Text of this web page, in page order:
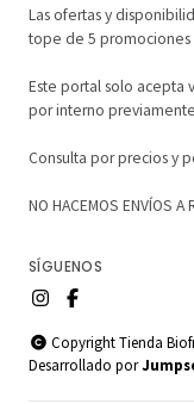
Las ofertas y
tope de 5 promociones
Este portal solo acepta
por interno
Consulta por precios y
NO HACEMOS ENVÍOS A
SÍGUENOS
Copyright Tienda
Desarrollado por